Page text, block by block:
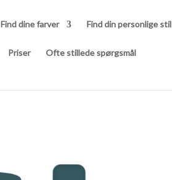
Find dine farver Find din personlige stil
Priser Ofte stillede spørgsmål